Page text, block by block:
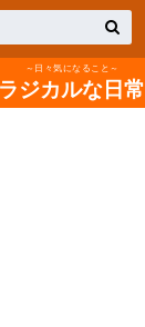
～日々気になること～
ラジカルな日常